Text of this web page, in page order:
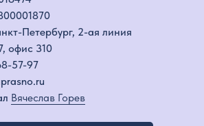
Петербург, 2-ая линия
офис 310
57-97
Вячеслав Горев